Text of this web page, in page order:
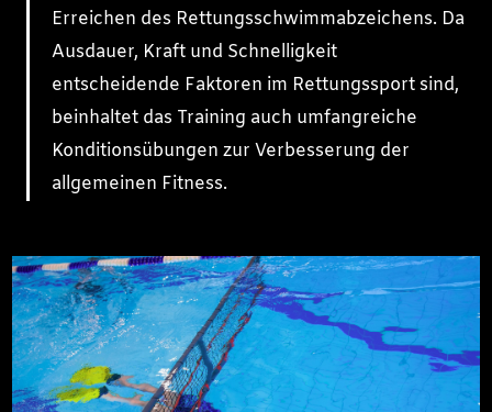
Erreichen des Rettungsschwimmabzeichens. Da
Ausdauer, Kraft und Schnelligkeit
entscheidende Faktoren im Rettungssport sind,
beinhaltet das Training auch umfangreiche
Konditionsübungen zur Verbesserung der
allgemeinen Fitness.